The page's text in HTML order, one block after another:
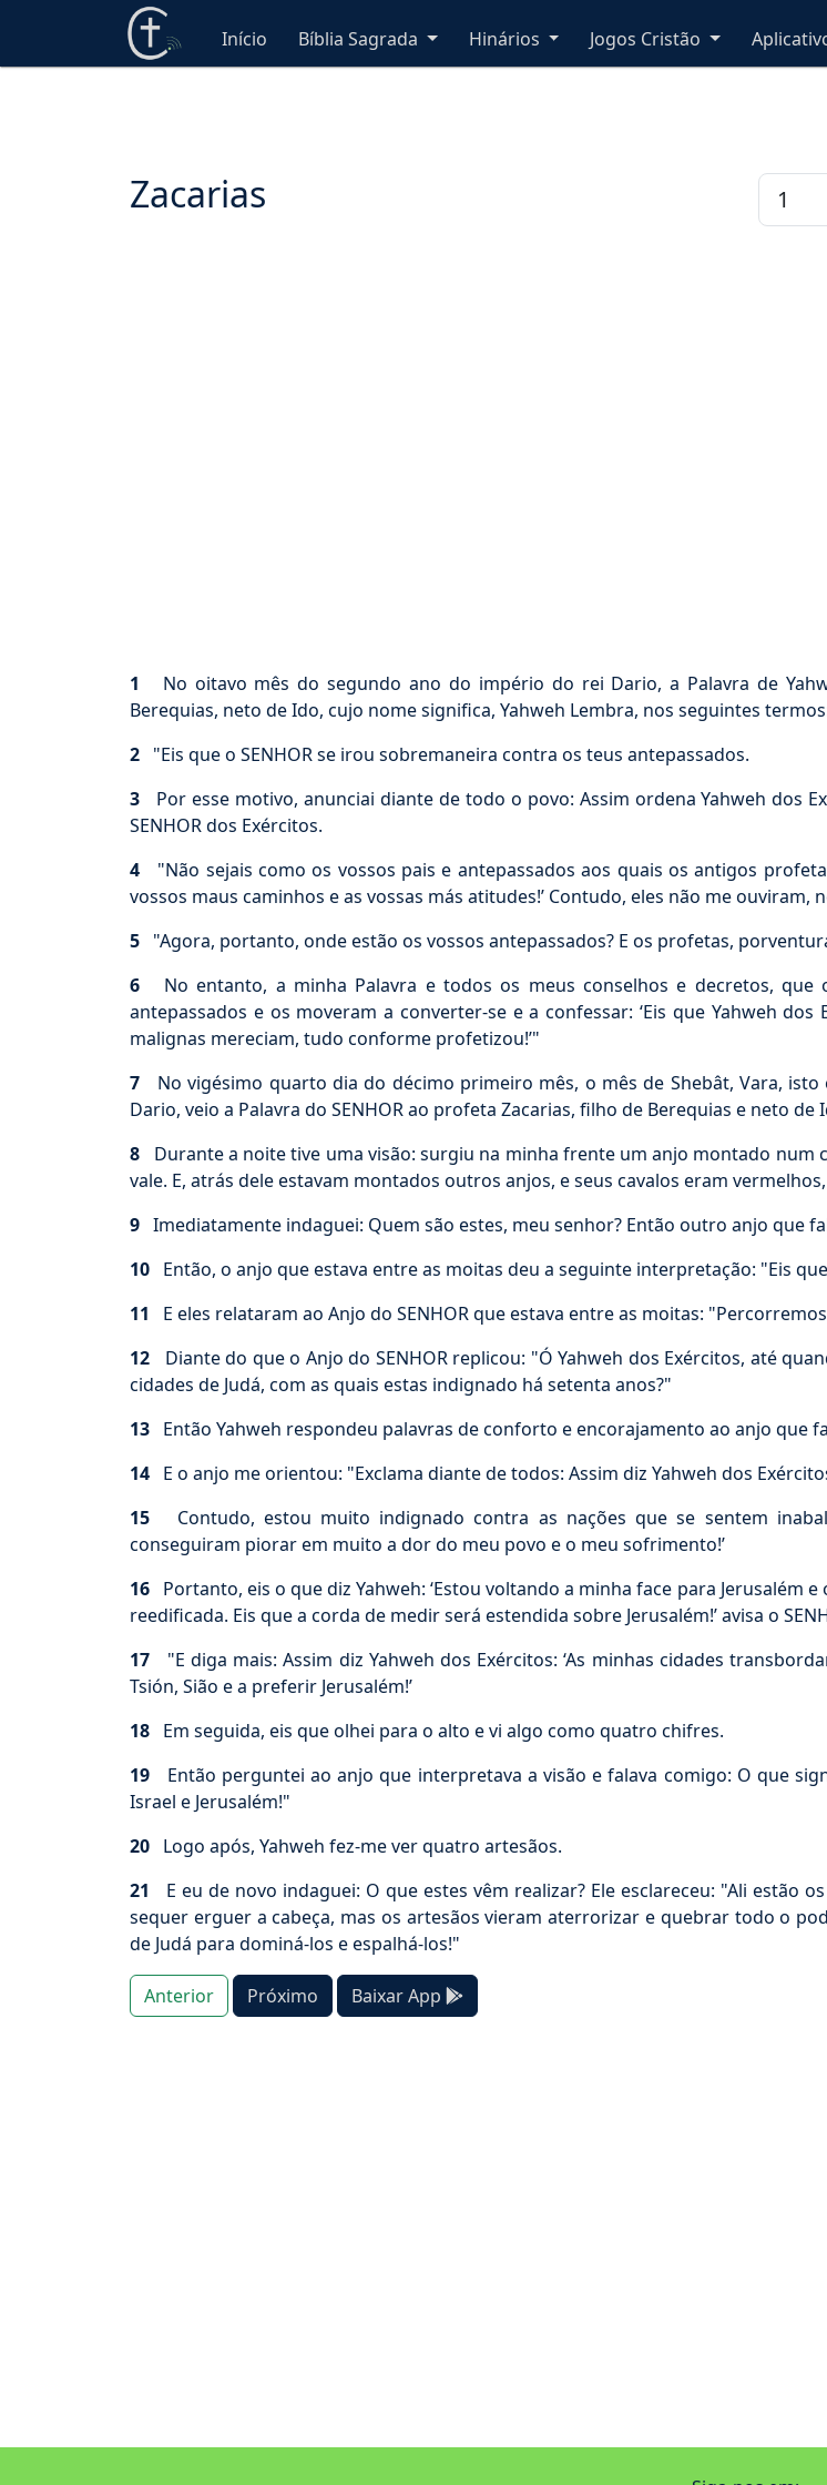
Início Bíblia Sagrada Hinários Jogos Cristão
Zacarias
1 No oitavo mês do segundo ano do império do rei Dario, a Palavra de
Berequias, neto de Ido, cujo nome significa, Yahweh Lembra, nos seguintes
2 "Eis que o SENHOR se irou sobremaneira contra os teus antepassados.
3 Por esse motivo, anunciai diante de todo o povo: Assim ordena Yahweh dos
SENHOR dos Exércitos.
4 "Não sejais como os vossos pais e antepassados aos quais os antigos
vossos maus caminhos e as vossas más atitudes!’ Contudo, eles não me
5 "Agora, portanto, onde estão os vossos antepassados? E os profetas,
6 No entanto, a minha Palavra e todos os meus conselhos e decretos, que
antepassados e os moveram a converter-se e a confessar: ‘Eis que Yahweh
malignas mereciam, tudo conforme profetizou!’"
7 No vigésimo quarto dia do décimo primeiro mês, o mês de Shebât, Vara,
Dario, veio a Palavra do SENHOR ao profeta Zacarias, filho de Berequias e neto de
8 Durante a noite tive uma visão: surgiu na minha frente um anjo montado num
vale. E, atrás dele estavam montados outros anjos, e seus cavalos eram
9 Imediatamente indaguei: Quem são estes, meu senhor? Então outro anjo que
10 Então, o anjo que estava entre as moitas deu a seguinte interpretação: "Eis
11 E eles relataram ao Anjo do SENHOR que estava entre as moitas:
12 Diante do que o Anjo do SENHOR replicou: "Ó Yahweh dos Exércitos, até
cidades de Judá, com as quais estas indignado há setenta anos?"
13 Então Yahweh respondeu palavras de conforto e encorajamento ao anjo que
14 E o anjo me orientou: "Exclama diante de todos: Assim diz Yahweh dos
15 Contudo, estou muito indignado contra as nações que se sentem
conseguiram piorar em muito a dor do meu povo e o meu sofrimento!’
16 Portanto, eis o que diz Yahweh: ‘Estou voltando a minha face para Jerusalém
reedificada. Eis que a corda de medir será estendida sobre Jerusalém!’ avisa o
17 "E diga mais: Assim diz Yahweh dos Exércitos: ‘As minhas cidades
Tsión, Sião e a preferir Jerusalém!’
18 Em seguida, eis que olhei para o alto e vi algo como quatro chifres.
19 Então perguntei ao anjo que interpretava a visão e falava comigo: O que
Israel e Jerusalém!"
20 Logo após, Yahweh fez-me ver quatro artesãos.
21 E eu de novo indaguei: O que estes vêm realizar? Ele esclareceu: "Ali estão
sequer erguer a cabeça, mas os artesãos vieram aterrorizar e quebrar todo o
de Judá para dominá-los e espalhá-los!"
Anterior Próximo Baixar App